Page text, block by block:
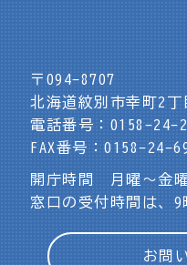
〒094-8707
北海道紋別市幸町2丁
電話番号：0158-24-
FAX番号：0158-24-
開庁時間 月曜～金
窓口の受付時間は、
お問